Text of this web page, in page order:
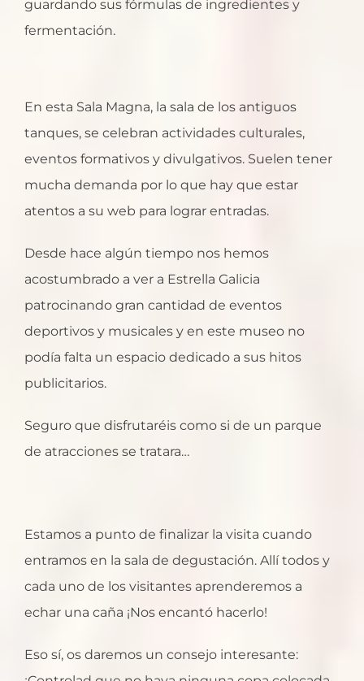
guardando sus fórmulas de ingredientes y
fermentación.
En esta Sala Magna, la sala de los antiguos
tanques, se celebran actividades culturales,
eventos formativos y divulgativos. Suelen tener
mucha demanda por lo que hay que estar
atentos a su web para lograr entradas.
Desde hace algún tiempo nos hemos
acostumbrado a ver a Estrella Galicia
patrocinando gran cantidad de eventos
deportivos y musicales y en este museo no
podía falta un espacio dedicado a sus hitos
publicitarios.
Seguro que disfrutaréis como si de un parque
de atracciones se tratara…
Estamos a punto de finalizar la visita cuando
entramos en la sala de degustación. Allí todos y
cada uno de los visitantes aprenderemos a
echar una caña ¡Nos encantó hacerlo!
Eso sí, os daremos un consejo interesante: